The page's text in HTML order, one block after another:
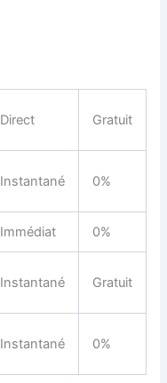
Direct Gratuit
Instantané 0%
Immédiat 0%
Instantané Gratuit
Instantané 0%